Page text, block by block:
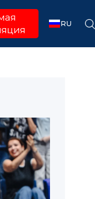
RU